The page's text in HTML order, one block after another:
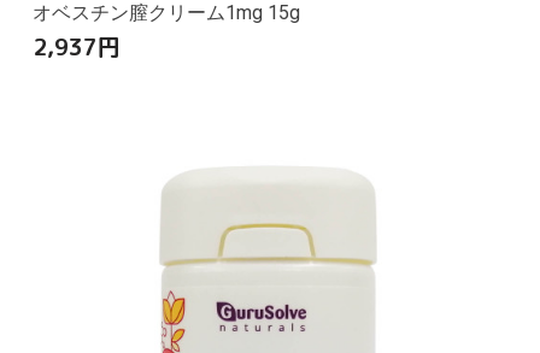
オベスチン膣クリーム1mg 15g
2,937円